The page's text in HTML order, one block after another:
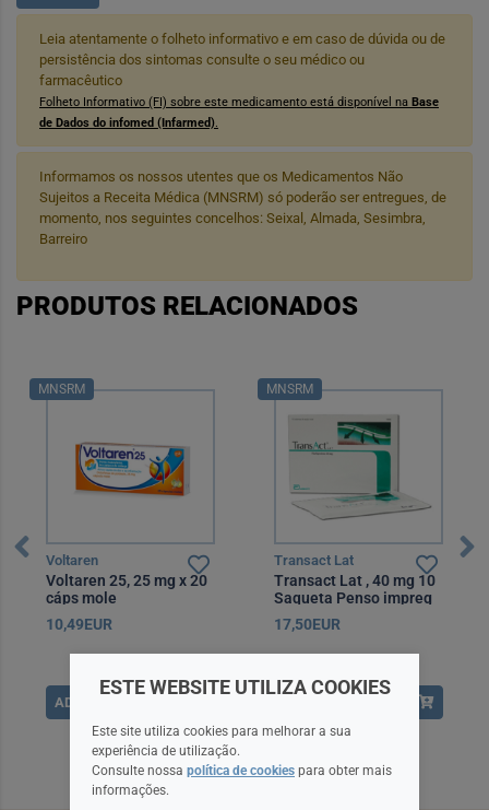
Leia atentamente o folheto informativo e em caso de dúvida ou de
persistência dos sintomas consulte o seu médico ou
farmacêutico
Folheto Informativo (FI) sobre este medicamento está disponível na Base
de Dados do infomed (Infarmed)
Informamos os nossos utentes que os Medicamentos Não
Sujeitos a Receita Médica (MNSRM) só poderão ser entregues, de
momento, nos seguintes concelhos: Seixal, Almada, Sesimbra,
Barreiro
PRODUTOS RELACIONADOS
MNSRM
Voltaren
Voltaren 25, 25 mg x 20
cáps mole
10,49EUR
ADICIONAR
MNSRM
Transact Lat
Transact Lat , 40 mg 10
Saqueta Penso impreg
17,50EUR
ESTE WEBSITE UTILIZA COOKIES
Este site utiliza cookies para melhorar a sua
experiência de utilização.
Consulte nossa política de cookies para obter mais
informações.